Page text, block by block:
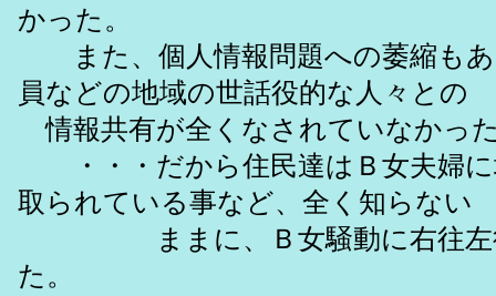
かった。
また、個人情報問題への萎縮もあ
員などの地域の世話役的な人々との
情報共有が全くなされていなかっ
・・・だから住民達はＢ女夫婦に
取られている事など、全く知らない
ままに、Ｂ女騒動に右往左往
た。